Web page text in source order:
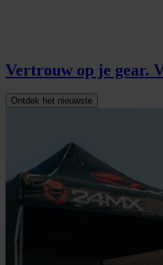
Vertrouw op je gear.
Ontdek het nieuwste